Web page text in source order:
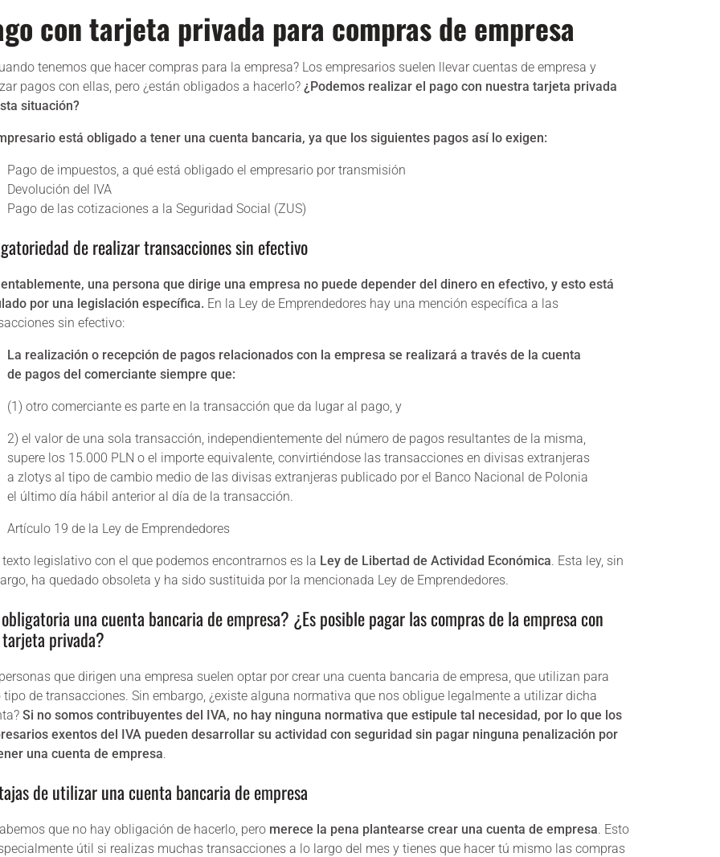
con tarjeta privada para compras de empresa
tenemos que hacer compras para la empresa? Los empresarios suelen llevar cuentas de empresa y
pagos con ellas, pero ¿están obligados a hacerlo? ¿Podemos realizar el pago con nuestra tarjeta privada
situación?
está obligado a tener una cuenta bancaria, ya que los siguientes pagos así lo exigen:
Pago de impuestos, a qué está obligado el empresario por transmisión
Devolución del IVA
Pago de las cotizaciones a la Seguridad Social (ZUS)
de realizar transacciones sin efectivo
una persona que dirige una empresa no puede depender del dinero en efectivo, y esto está
por una legislación específica. En la Ley de Emprendedores hay una mención específica a las
sin efectivo:
La realización o recepción de pagos relacionados con la empresa se realizará a través de la cuenta
de pagos del comerciante siempre que:
(1) otro comerciante es parte en la transacción que da lugar al pago, y
2) el valor de una sola transacción, independientemente del número de pagos resultantes de la misma,
supere los 15.000 PLN o el importe equivalente, convirtiéndose las transacciones en divisas extranjeras
a zlotys al tipo de cambio medio de las divisas extranjeras publicado por el Banco Nacional de Polonia
el último día hábil anterior al día de la transacción.
Artículo 19 de la Ley de Emprendedores
texto legislativo con el que podemos encontrarnos es la Ley de Libertad de Actividad Económica. Esta ley, sin
ha quedado obsoleta y ha sido sustituida por la mencionada Ley de Emprendedores.
una cuenta bancaria de empresa? ¿Es posible pagar las compras de la empresa con
privada?
que dirigen una empresa suelen optar por crear una cuenta bancaria de empresa, que utilizan para
tipo de transacciones. Sin embargo, ¿existe alguna normativa que nos obligue legalmente a utilizar dicha
Si no somos contribuyentes del IVA, no hay ninguna normativa que estipule tal necesidad, por lo que los
exentos del IVA pueden desarrollar su actividad con seguridad sin pagar ninguna penalización por
una cuenta de empresa.
de utilizar una cuenta bancaria de empresa
que no hay obligación de hacerlo, pero merece la pena plantearse crear una cuenta de empresa. Esto
útil si realizas muchas transacciones a lo largo del mes y tienes que hacer tú mismo las compras